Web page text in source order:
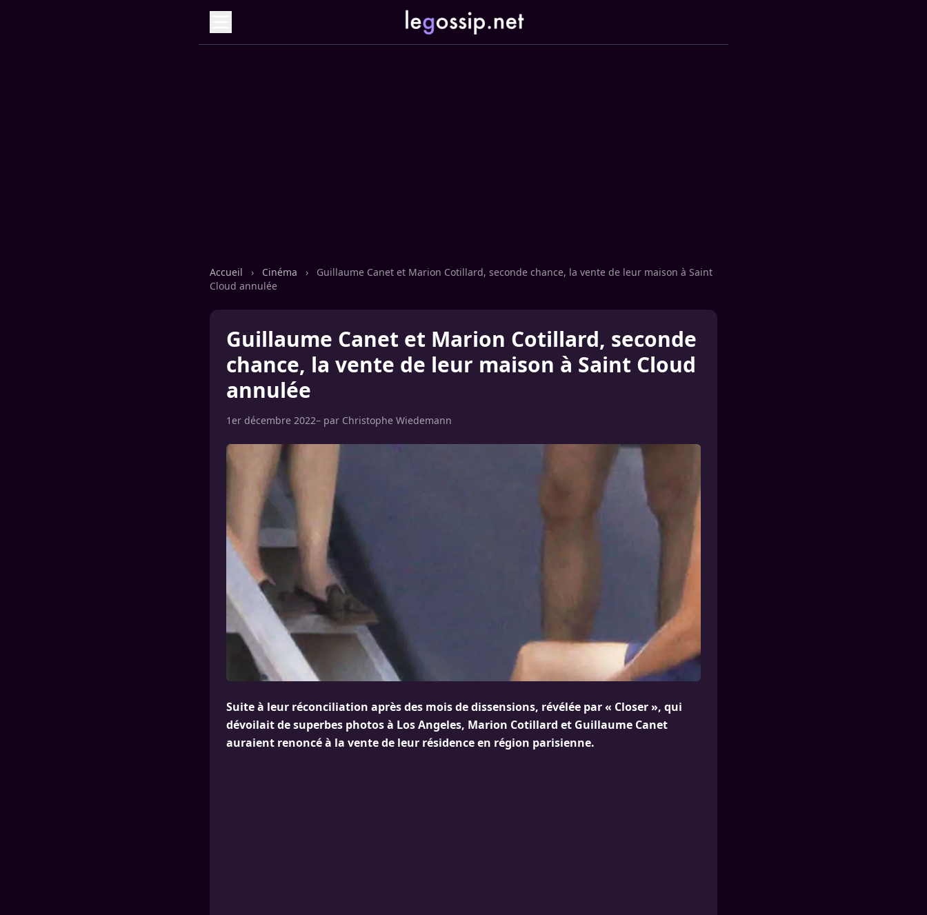
Accueil › Cinéma ›
Guillaume Canet et Marion Cotillard, seconde chance, la vente de leur maison à Saint
Cloud annulée
Guillaume Canet et Marion Cotillard, seconde
chance, la vente de leur maison à Saint Cloud
annulée
1er décembre 2022– par Christophe Wiedemann
Suite à leur réconciliation après des mois de dissensions, révélée par « Closer », qui
dévoilait de superbes photos à Los Angeles, Marion Cotillard et Guillaume Canet
auraient renoncé à la vente de leur résidence en région parisienne.